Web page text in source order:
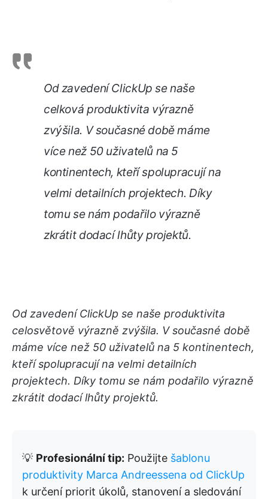
Od zavedení ClickUp se naše
celková produktivita výrazně
zvýšila. V současné době máme
více než 50 uživatelů na 5
kontinentech, kteří spolupracují na
velmi detailních projektech. Díky
tomu se nám podařilo výrazně
zkrátit dodací lhůty projektů.
Od zavedení ClickUp se naše produktivita
celosvětově výrazně zvýšila. V současné době
máme více než 50 uživatelů na 5 kontinentech,
kteří spolupracují na velmi detailních
projektech. Díky tomu se nám podařilo výrazně
zkrátit dodací lhůty projektů.
💡 Profesionální tip: Použijte šablonu
produktivity Marca Andreessena od ClickUp
k určení priorit úkolů, stanovení a sledování